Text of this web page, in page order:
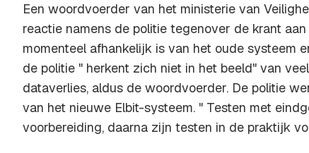
Een woordvoerder van het ministerie van
reactie namens de politie tegenover de krant
momenteel afhankelijk is van het oude systeem
de politie " herkent zich niet in het beeld" van
dataverlies, aldus de woordvoerder. De politie
van het nieuwe Elbit-systeem. " Testen met
voorbereiding, daarna zijn testen in de praktijk